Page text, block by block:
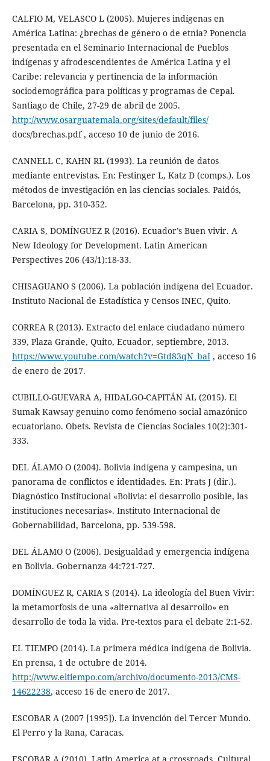
CALFIO M, VELASCO L (2005). Mujeres indígenas en
América Latina: ¿brechas de género o de etnia? Ponencia
presentada en el Seminario Internacional de Pueblos
indígenas y afrodescendientes de América Latina y el
Caribe: relevancia y pertinencia de la información
sociodemográfica para políticas y programas de Cepal.
Santiago de Chile, 27-29 de abril de 2005.
http://www.osarguatemala.org/sites/default/files/
docs/brechas.pdf , acceso 10 de junio de 2016.
CANNELL C, KAHN RL (1993). La reunión de datos
mediante entrevistas. En: Festinger L, Katz D (comps.). Los
métodos de investigación en las ciencias sociales. Paidós,
Barcelona, pp. 310-352.
CARIA S, DOMÍNGUEZ R (2016). Ecuador’s Buen vivir. A
New Ideology for Development. Latin American
Perspectives 206 (43/1):18-33.
CHISAGUANO S (2006). La población indígena del Ecuador.
Instituto Nacional de Estadística y Censos INEC, Quito.
CORREA R (2013). Extracto del enlace ciudadano número
339, Plaza Grande, Quito, Ecuador, septiembre, 2013.
https://www.youtube.com/watch?v=Gtd83qN_baI, acceso 16
de enero de 2017.
CUBILLO-GUEVARA A, HIDALGO-CAPITÁN AL (2015). El
Sumak Kawsay genuino como fenómeno social amazónico
ecuatoriano. Obets. Revista de Ciencias Sociales 10(2):301-
333.
DEL ÁLAMO O (2004). Bolivia indígena y campesina, un
panorama de conflictos e identidades. En: Prats J (dir.).
Diagnóstico Institucional «Bolivia: el desarrollo posible, las
instituciones necesarias». Instituto Internacional de
Gobernabilidad, Barcelona, pp. 539-598.
DEL ÁLAMO O (2006). Desigualdad y emergencia indígena
en Bolivia. Gobernanza 44:721-727.
DOMÍNGUEZ R, CARIA S (2014). La ideología del Buen Vivir:
la metamorfosis de una «alternativa al desarrollo» en
desarrollo de toda la vida. Pre-textos para el debate 2:1-52.
EL TIEMPO (2014). La primera médica indígena de Bolivia.
En prensa, 1 de octubre de 2014.
http://www.eltiempo.com/archivo/documento-2013/CMS-
14622238, acceso 16 de enero de 2017.
ESCOBAR A (2007 [1995]). La invención del Tercer Mundo.
El Perro y la Rana, Caracas.